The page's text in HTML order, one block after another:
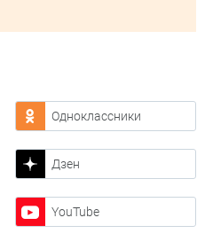
Одноклассники
Дзен
YouTube